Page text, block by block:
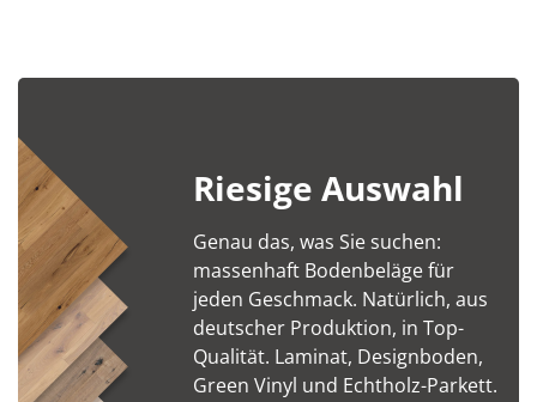
Genau das, was Sie suchen:
massenhaft Bodenbeläge für
jeden Geschmack. Natürlich, aus
deutscher Produktion, in Top-
Qualität. Laminat, Designboden,
Green Vinyl und Echtholz-Parkett.
Riesige Auswahl